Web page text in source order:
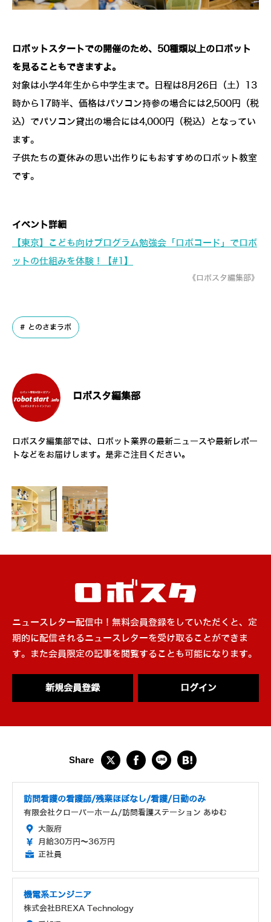
ロボットスタートでの開催のため、50種類以上のロボット
を見ることもできますよ。
対象は小学4年生から中学生まで。日程は8月26日（土）13
時から17時半、価格はパソコン持参の場合には2,500円（税
込）でパソコン貸出の場合には4,000円（税込）となってい
ます。
子供たちの夏休みの思い出作りにもおすすめのロボット教室
です。
イベント詳細
【東京】こども向けプログラム勉強会「ロボコード」でロボ
ットの仕組みを体験！【#1】
《ロボスタ編集部》
とのさまラボ
ロボスタ編集部
ロボスタ編集部では、ロボット業界の最新ニュースや最新レポー
トなどをお届けします。是非ご注目ください。
ニュースレター配信中！無料会員登録をしていただくと、定
期的に配信されるニュースレターを受け取ることができま
す。また会員限定の記事を閲覧することも可能になります。
新規会員登録 ログイン
訪問看護の看護師/残業ほぼなし/看護/日勤のみ
有限会社クローバーホーム/訪問看護ステーション あゆむ
大阪府
月給30万円～36万円
正社員
機電系エンジニア
株式会社BREXA Technology